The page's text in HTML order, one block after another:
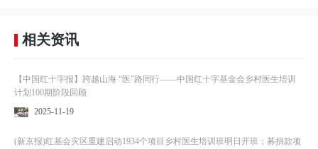
相关资讯
【中国红十字报】跨越山海 “医”路同行——中国红十字基金会乡村医生培训
计划100期阶段回顾
2025-11-19
(新京报)红基会灾区重建启动1934个项目乡村医生培训班明日开班；募捐款项